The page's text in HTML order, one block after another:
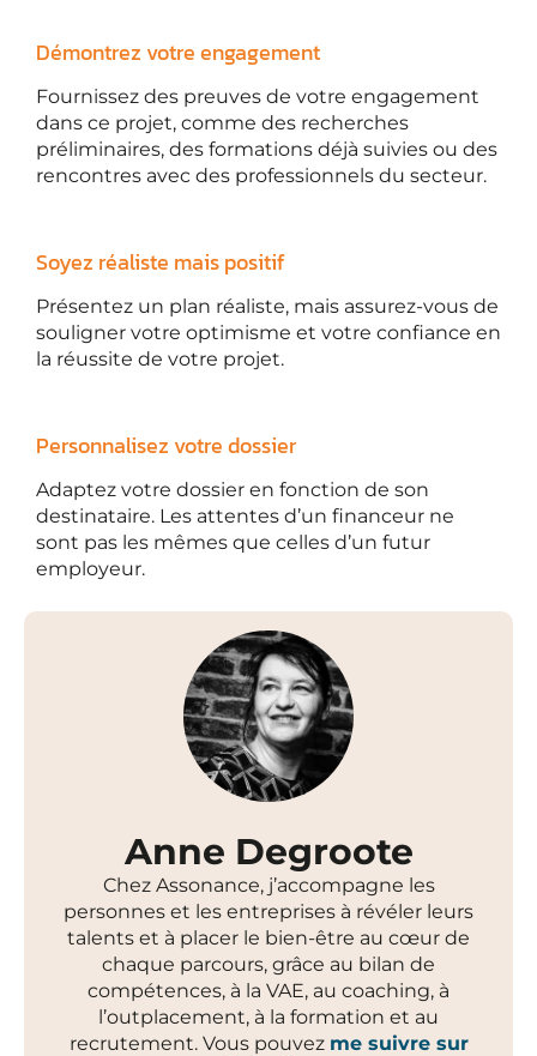
Démontrez votre engagement
Fournissez des preuves de votre engagement
dans ce projet, comme des recherches
préliminaires, des formations déjà suivies ou des
rencontres avec des professionnels du secteur.
Soyez réaliste mais positif
Présentez un plan réaliste, mais assurez-vous de
souligner votre optimisme et votre confiance en
la réussite de votre projet.
Personnalisez votre dossier
Adaptez votre dossier en fonction de son
destinataire. Les attentes d’un financeur ne
sont pas les mêmes que celles d’un futur
employeur.
Anne Degroote
Chez Assonance, j’accompagne les
personnes et les entreprises à révéler leurs
talents et à placer le bien-être au cœur de
chaque parcours, grâce au bilan de
compétences, à la VAE, au coaching, à
l’outplacement, à la formation et au
recrutement. Vous pouvez me suivre sur